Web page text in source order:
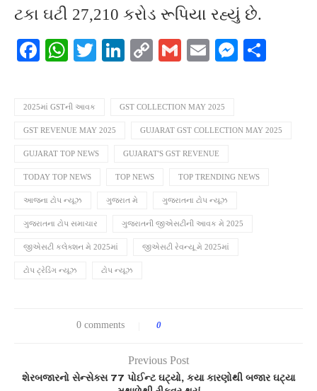
ટકા ઘટી 27,210 કરોડ રૂપિયા રહ્યું છે.
Facebook
WhatsApp
TwitterLinkedIn
CopyGmailEmail
2025માં GSTની આવક GST COLLECTION MAY 2025
GST REVENUE MAY 2025 GUJARAT GST COLLECTION MAY 2025
GUJARAT TOP NEWS GUJARAT'S GST REVENUE
TODAY TOP NEWS TOP NEWS TOP TRENDING NEWS
આજના ટોપ ન્યૂઝ ગુજરાત મે ગુજરાતના ટોપ ન્યૂઝ
ગુજરાતના ટોપ સમાચાર ગુજરાતની જીએસટીની આવક મે 2025
જીએસટી કલેક્શન મે 2025માં જીએસટી રેવન્યૂ મે 2025માં
ટોપ ટ્રેડિંગ ન્યૂઝ ટોપ ન્યૂઝ
0 comments 0
Previous Post
શેરબજારનો સેન્સેક્સ 77 પોઈન્ટ ઘટ્યો, કયા કારણોથી બજાર ઘટ્યા